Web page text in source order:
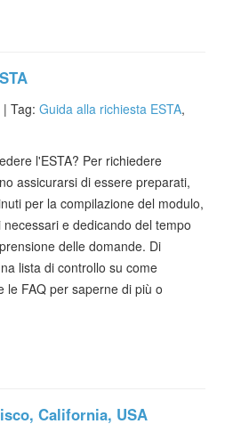
| Tag: Guida alla richiesta ESTA,
l'ESTA? Per richiedere
assicurarsi di essere preparati,
per la compilazione del modulo,
e dedicando del tempo
delle domande. Di
lista di controllo su come
le FAQ per saperne di più o
California, USA